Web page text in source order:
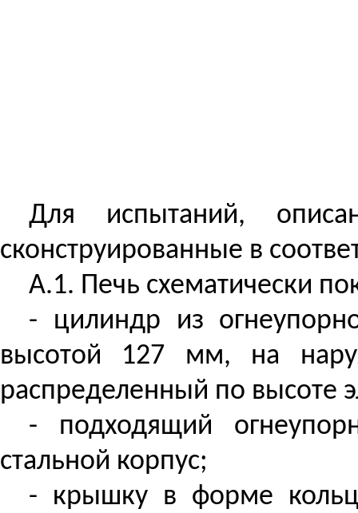
Для испытаний,
сконструированные в
A.1. Печь схематически
- цилиндр из
высотой 127 мм, на
распределенный по высоте
- подходящий
стальной корпус;
- крышку в форме